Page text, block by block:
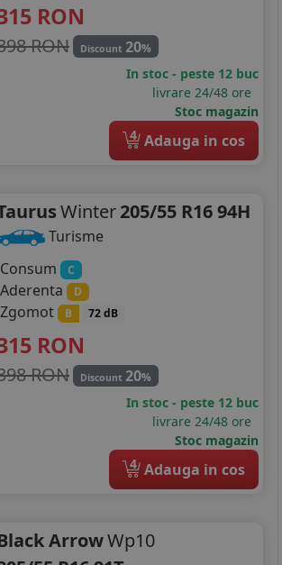
RON
RON Discount 20%
In stoc - peste 12 buc
livrare 24/48 ore
Stoc magazin
4 Adauga in cos
Winter205/55 R16 94H
Turisme
Consum
C
Aderenta D
Zgomot B 72 dB
RON
RON Discount 20%
In stoc - peste 12 buc
livrare 24/48 ore
Stoc magazin
4 Adauga in cos
ArrowWp10